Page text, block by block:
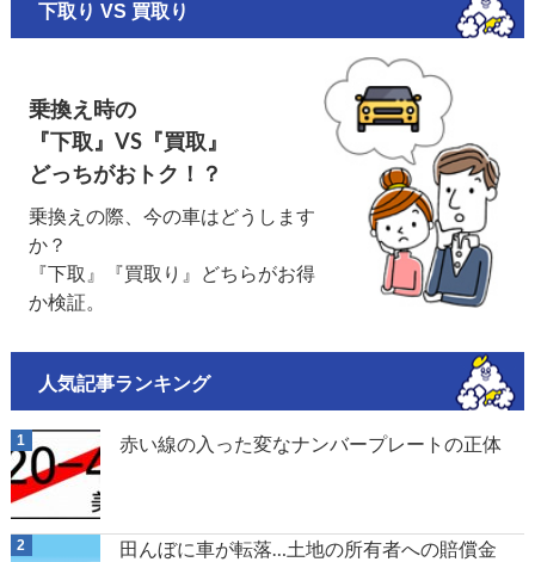
下取り VS 買取り
乗換え時の
『下取』VS『買取』
どっちがおトク！？
乗換えの際、今の車はどうします
か？
『下取』『買取り』どちらがお得
か検証。
人気記事ランキング
赤い線の入った変なナンバープレートの正体
田んぼに車が転落…土地の所有者への賠償金